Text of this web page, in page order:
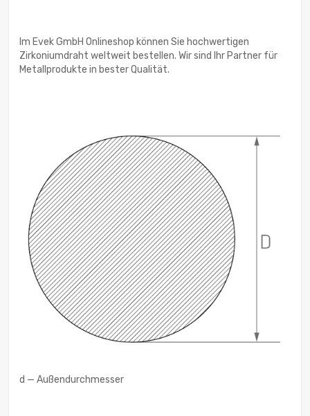
Im Evek GmbH Onlineshop können Sie hochwertigen
Zirkoniumdraht weltweit bestellen. Wir sind Ihr Partner für
Metallprodukte in bester Qualität.
d — Außendurchmesser